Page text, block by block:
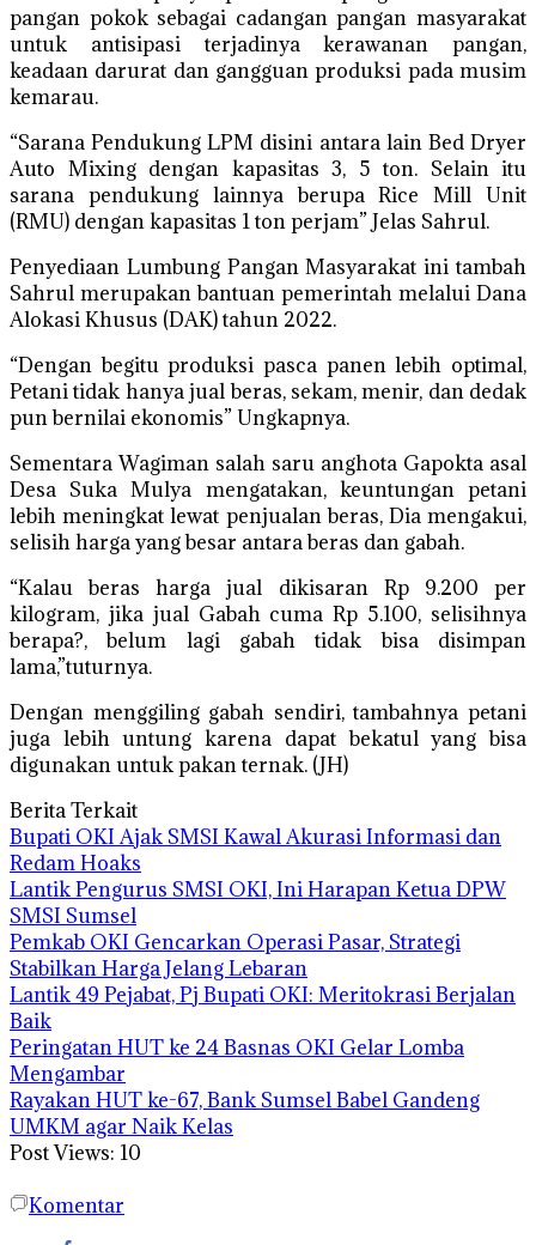
pangan pokok sebagai cadangan pangan masyarakat
untuk antisipasi terjadinya kerawanan pangan,
keadaan darurat dan gangguan produksi pada musim
kemarau.
“Sarana Pendukung LPM disini antara lain Bed Dryer
Auto Mixing dengan kapasitas 3, 5 ton. Selain itu
sarana pendukung lainnya berupa Rice Mill Unit
(RMU) dengan kapasitas 1 ton perjam” Jelas Sahrul.
Penyediaan Lumbung Pangan Masyarakat ini tambah
Sahrul merupakan bantuan pemerintah melalui Dana
Alokasi Khusus (DAK) tahun 2022.
“Dengan begitu produksi pasca panen lebih optimal,
Petani tidak hanya jual beras, sekam, menir, dan dedak
pun bernilai ekonomis” Ungkapnya.
Sementara Wagiman salah saru anghota Gapokta asal
Desa Suka Mulya mengatakan, keuntungan petani
lebih meningkat lewat penjualan beras, Dia mengakui,
selisih harga yang besar antara beras dan gabah.
“Kalau beras harga jual dikisaran Rp 9.200 per
kilogram, jika jual Gabah cuma Rp 5.100, selisihnya
berapa?, belum lagi gabah tidak bisa disimpan
lama,”tuturnya.
Dengan menggiling gabah sendiri, tambahnya petani
juga lebih untung karena dapat bekatul yang bisa
digunakan untuk pakan ternak. (JH)
Berita Terkait
Bupati OKI Ajak SMSI Kawal Akurasi Informasi dan
Redam Hoaks
Lantik Pengurus SMSI OKI, Ini Harapan Ketua DPW
SMSI Sumsel
Pemkab OKI Gencarkan Operasi Pasar, Strategi
Stabilkan Harga Jelang Lebaran
Lantik 49 Pejabat, Pj Bupati OKI: Meritokrasi Berjalan
Baik
Peringatan HUT ke 24 Basnas OKI Gelar Lomba
Mengambar
Rayakan HUT ke-67, Bank Sumsel Babel Gandeng
UMKM agar Naik Kelas
Post Views: 10
Komentar